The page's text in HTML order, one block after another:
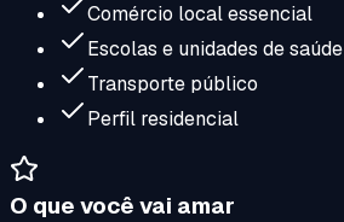
Comércio local essencial
Escolas e unidades de saúde
Transporte público
Perfil residencial
O que você vai amar